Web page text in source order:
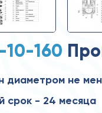
160
диаметром не
срок - 24 месяца